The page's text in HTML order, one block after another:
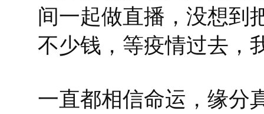
间一起做直播，没想到
不少钱，等疫情过去，
一直都相信命运，缘分